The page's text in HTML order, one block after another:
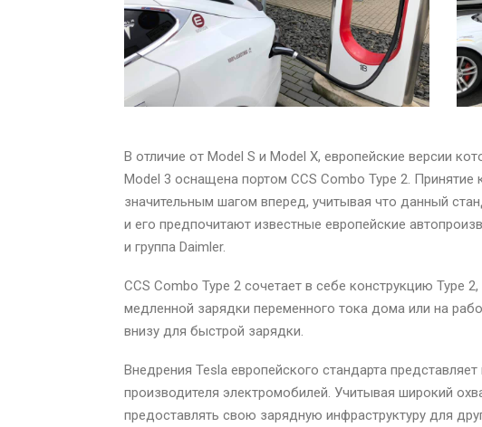
В отличие от Model S и Model X, европейские версии
Model 3 оснащена портом CCS Combo Type 2. Принятие
значительным шагом вперед, учитывая что данный
и его предпочитают известные европейские
и группа Daimler.
CCS Combo Type 2 сочетает в себе конструкцию Type
медленной зарядки переменного тока дома или на
внизу для быстрой зарядки.
Внедрения Tesla европейского стандарта
производителя электромобилей. Учитывая широкий
предоставлять свою зарядную инфраструктуру для